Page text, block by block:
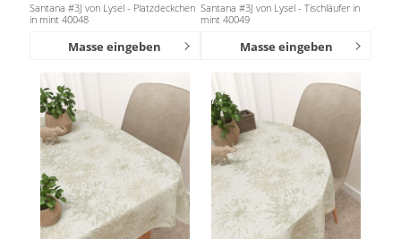
Santana #3J von Lysel - Platzdeckchen
in mint 40048
Masse eingeben
Santana #3J von Lysel - Tischläufer in
mint 40049
Masse eingeben